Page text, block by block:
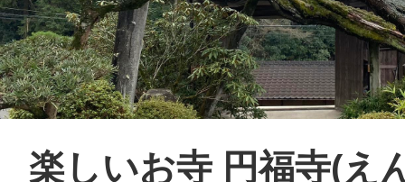
楽しいお寺 円福寺(え